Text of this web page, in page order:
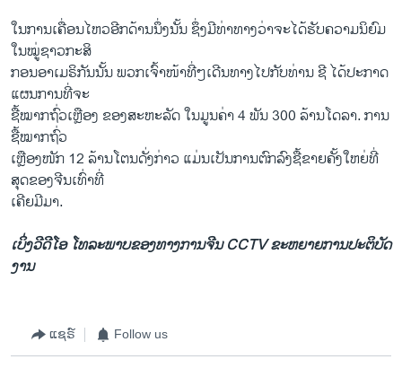
ໃນການ​ເຄື່ອນ​ໄຫວ​ອີກ​ດ້ານ​ນຶ່ງ​ນັ້ນ ຊຶ່ງ​ມີ​ທ່າ​ທາງ​ວ່າ​ຈະ​ໄດ້​ຮັບ​ຄວາມ​ນິຍົມ​
ໃນ​ໝູ່​ຊາວ​ກະສິ
ກອນ​ອາ​ເມຣິກັນນັ້ນ ພວກ​ເຈົ້າໜ້າ​ທີ່ໆ​ເດີນທາງ​ໄປກັບ​ທ່ານ ຊີ ​ໄດ້​ປະກາດ​
ແຜນການທີ່​ຈະ
ຊື້ໝາກ​ຖົ່ວ​ເຫຼືອງ ຂອງ​ສະຫະລັດ ໃນ​ມູນ​ຄ່າ 4 ພັນ 300 ລ້ານ​ໂດ​ລາ. ການ​
ຊື້ໝາກ​ຖົ່ວ
ເຫຼືອງໜັກ 12 ລ້ານໂຕນດັ່ງກ່າວ ​ແມ່ນ​ເປັນ​ການ​ຕົກລົງ​ຊື້ຂາຍ​ຄັ້ງໃຫຍ່​ທີ່​
ສຸດ​ຂອງ​ຈີນ​ເທົ່າທີ່​
ເຄີຍ​ມີ​ມາ.
ເບິ່ງວີດີໂອ ໂທລະພາບຂອງທາງການຈີນ CCTV ຂະຫຍາຍການປະຕິບັດ
ງານ
ແຊຣ໌ Follow us